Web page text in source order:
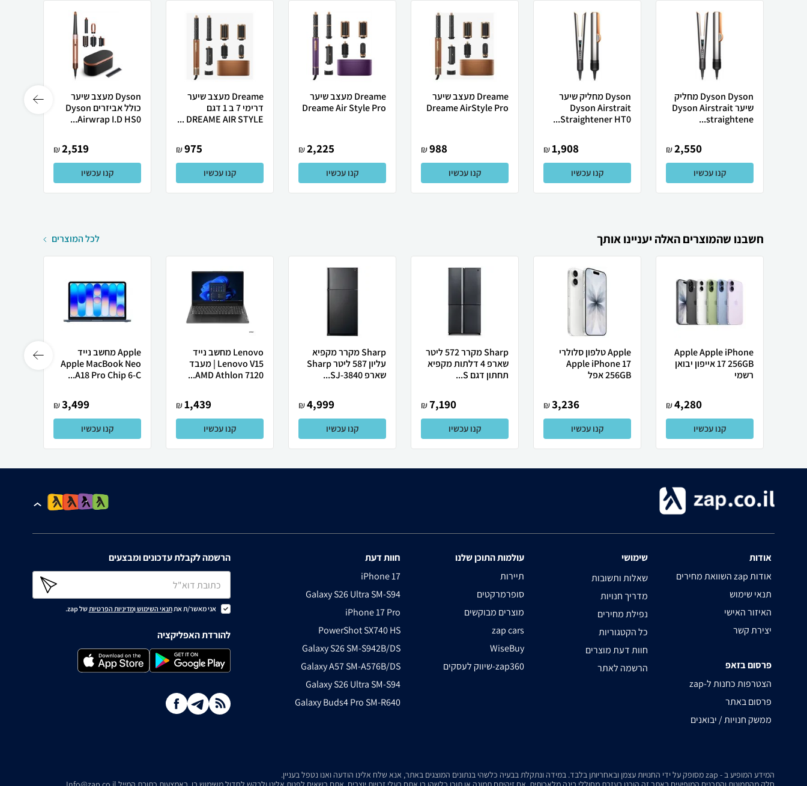
Dyson Dyson מחליק
שיער Dyson Airstrait
straightene...
2,550
₪
קנו עכשיו
Dyson ‏מחליק שיער
Dyson Airstrait
Straightener HT0...
1,908
₪
קנו עכשיו
Dreame מעצב שיער
Dreame AirStyle Pro
988
₪
קנו עכשיו
Dreame ‏מעצב שיער
Dreame Air Style Pro
2,225
₪
קנו עכשיו
Dreame מעצב שיער
דרימי 7 ב 1 דגם
DREAME AIR STYLE ...
975
₪
קנו עכשיו
Dyson מעצב שיער
כולל אביזרים Dyson
Airwrap I.D HS0...
2,519
₪
קנו עכשיו
חשבנו שהמוצרים האלה יעניינו אותך לכל המוצרים
Apple Apple iPhone
17 256GB אייפון יבואן
רשמי
4,280
₪
קנו עכשיו
Apple טלפון סלולרי
Apple iPhone 17
256GB אפל
3,236
₪
קנו עכשיו
Sharp מקרר 572 ליטר
שארפ 4 דלתות מקפיא
תחתון דגם S...
7,190
₪
קנו עכשיו
Sharp מקרר מקפיא
עליון 587 ליטר Sharp
שארפ SJ-3840...
4,999
₪
קנו עכשיו
Lenovo מחשב נייד
Lenovo V15 | מעבד
AMD Athlon 7120...
1,439
₪
קנו עכשיו
Apple מחשב נייד
Apple MacBook Neo
A18 Pro Chip 6-C...
3,499
₪
קנו עכשיו
אודות
השוואת מחירים zap אודות
תנאי שימוש
האיזור האישי
יצירת קשר
פרסום בזאפ
zap-הצטרפות כחנות ל
פרסום באתר
ממשק חנויות / יבואנים
שימושי
שאלות ותשובות
מדריך חנויות
נפילת מחירים
כל הקטגוריות
חוות דעת מוצרים
הרשמה לאתר
עולמות התוכן שלנו
תיירות
סופרמרקטים
מוצרים מבוקשים
zap cars
WiseBuy
שיווק לעסקים-zap360
חוות דעת
iPhone 17
Galaxy S26 Ultra SM-S94
iPhone 17 Pro
PowerShot SX740 HS
Galaxy S26 SM-S942B/DS
Galaxy A57 SM-A576B/DS
Galaxy S26 Ultra SM-S94
Galaxy Buds4 Pro SM-R640
הרשמה לקבלת עדכונים ומבצעים
אני מאשר/ת אתתנאי השימושומדיניות הפרטיותשל zap.
להורדת האפליקציה
המידע המופיע ב - zap מסופק על ידי החנויות עצמן ובאחריותן בלבד. במידה ונתקלת בבעיה כלשהי בנתונים המוצגים באתר, אנא שלח אלינו הודעה ואנו נטפל בעניין.